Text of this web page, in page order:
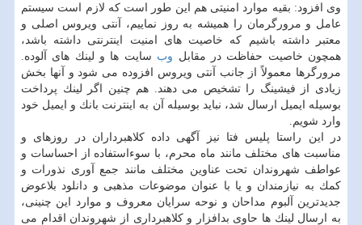
وی افزود: بقیه موارد امنیتی هم این طور است كه لازم است سیستم
عامل و مرورگرمان را همیشه به روز نماییم، آنتی ویروس اصلی و
معتبر داشته باشیم كه خاصیت های امنیت اینترنتی داشته باشد،
همچون خاصیت حفاظت در مقابل وب سایت ها و لینك های آلوده.
مرورگرها معمولاً از جانب آنتی ویروس افزوده می شود و آنها بخش
زیادی از فیشینگ را تشخیص می دهند. هم چنین اگر لینك پرداخت
بوسیله ایمیل ارسال شد، نباید بوسیله آن به اینترنت بانك و ایمیل خود
وارد شویم.
در این راستا پلیس فتا نیز آگهی داده كلاهبرداران در روزهای و
مناسبت های مختلف مانند ماه محرم، با سوءاستفاده از احساسات و
عواطف شهروندان تحت عناوین مختلف مانند جمع آوری نذورات و
كمك به نیازمندان و یا با عنوان موضوعات مذهبی و دانلود بلاعوض
جدیدترین آلبوم مداحان و نوحه سرایان معروف و موارد این چنینی،
به ارسال لینك ها حاوی بدافزار و كلاهبرداری از شهروندان اقدام می